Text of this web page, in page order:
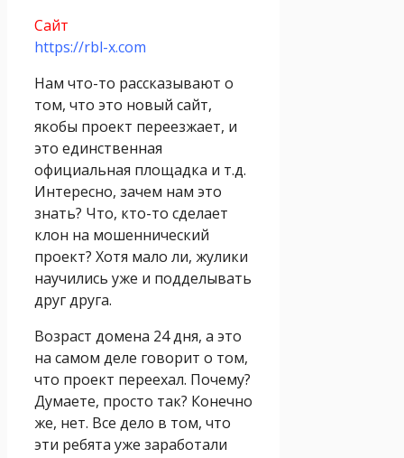
Сайт
https://rbl-x.com
Нам что-то рассказывают о
том, что это новый сайт,
якобы проект переезжает, и
это единственная
официальная площадка и т.д.
Интересно, зачем нам это
знать? Что, кто-то сделает
клон на мошеннический
проект? Хотя мало ли, жулики
научились уже и подделывать
друг друга.
Возраст домена 24 дня, а это
на самом деле говорит о том,
что проект переехал. Почему?
Думаете, просто так? Конечно
же, нет. Все дело в том, что
эти ребята уже заработали